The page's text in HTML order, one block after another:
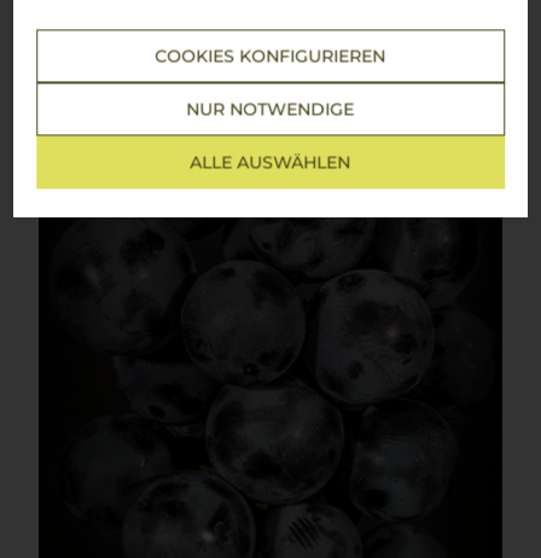
COOKIES KONFIGURIEREN
NUR NOTWENDIGE
ALLE AUSWÄHLEN
außergewöhnliche Vielseitigkeit aus. Ob zu kräftigen
überzeugt in jeder Situation und versprüht dabei
das unverwechselbare italienische Lebensgefühl.Buon vino,
buon cibo, buon amici!
Mehr Weine der Rebsorte Primitivo